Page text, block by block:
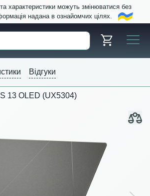
характеристики можуть змінюватися без
надана в ознайомчих цілях.
Відгуки
13 OLED (UX5304)